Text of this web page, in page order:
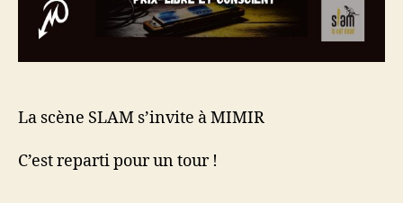
La scène SLAM s’invite à MIMIR
C’est reparti pour un tour !